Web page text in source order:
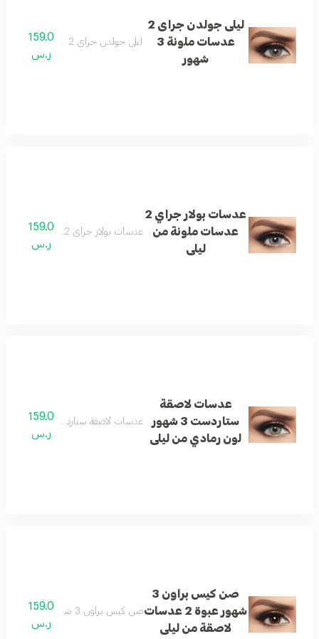
ليلى جولدن جراى 2
عدسات ملونة 3
شهور
ليلى جولدن جراى 2 عدسات ملونة 3 شهور
159.0
ر.س
عدسات بولار جراي 2
عدسات ملونة من
ليلى
عدسات بولار جراي 2 عدسات ملونة من ليلى
159.0
ر.س
عدسات لاصقة
ستاردست 3 شهور
لون رمادي من ليلى
عدسات لاصقة ستاردست 3 شهور لون رمادي من ليلى159.0
ر.س
صن كيس براون 3
شهور عبوة 2 عدسات
لاصقة من ليلى
صن كيس براون 3 شهور عبوة 2 عدسات لاصقة من ليلى
159.0
ر.س